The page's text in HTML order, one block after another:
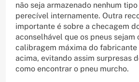
não seja armazenado nenhum
perecível internamente. Outra
importante é sobre a checagem
aconselhável que os pneus sejam
calibragem máxima do fabricante
acima, evitando assim surpresas
como encontrar o pneu murcho.